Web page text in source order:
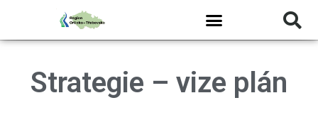
Strategie – vize plán